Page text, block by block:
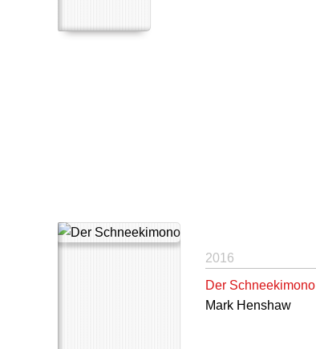
2016
Der Schneekimono
Mark Henshaw